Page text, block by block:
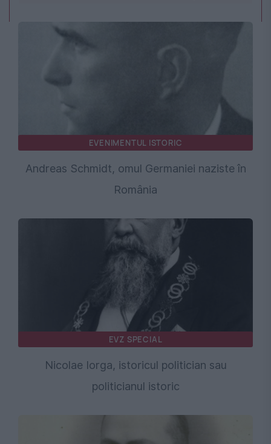
EVENIMENTUL ISTORIC
Andreas Schmidt, omul Germaniei naziste în
România
EVZ SPECIAL
Nicolae Iorga, istoricul politician sau
politicianul istoric